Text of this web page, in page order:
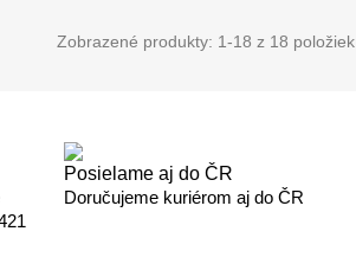
Zobrazené produkty: 1-18 z 18 položiek
Posielame aj do ČR
Doručujeme kuriérom aj do ČR